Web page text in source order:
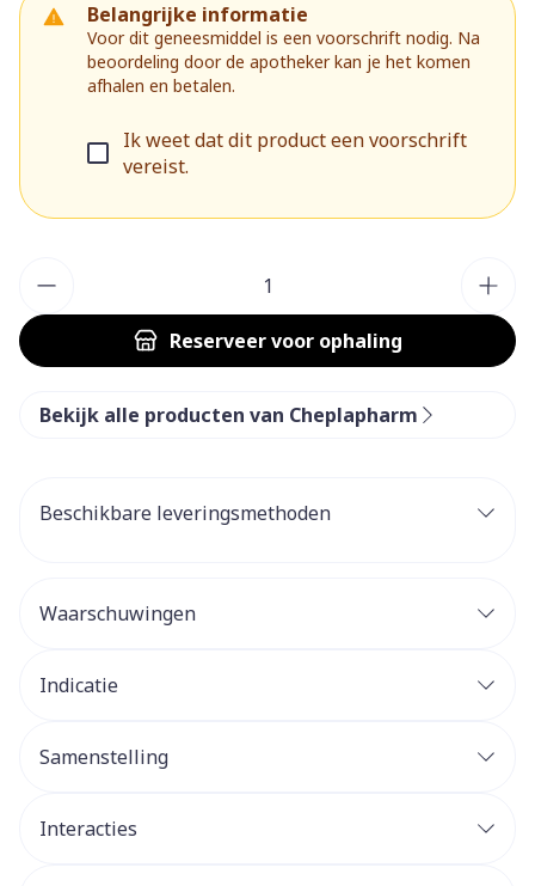
Belangrijke informatie
Voor dit geneesmiddel is een voorschrift nodig. Na
beoordeling door de apotheker kan je het komen
afhalen en betalen.
Ik weet dat dit product een voorschrift
vereist.
Reserveervoor ophaling
Bekijk alle producten van Cheplapharm
Beschikbare leveringsmethoden
Waarschuwingen
Indicatie
Samenstelling
Interacties